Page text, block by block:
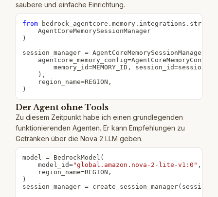
saubere und einfache Einrichtung.
from bedrock_agentcore . memory. integrations . strands
    AgentCoreMemorySessionManager
)
session_manager = AgentCoreMemorySessionManager
    agentcore_memory_config
=AgentCoreMemoryConfig
        memory_id
=MEMORY_ID , session_id=session_id
) ,
    region_name
=REGION ,
)
Der Agent ohne Tools
Zu diesem Zeitpunkt habe ich einen grundlegenden
funktionierenden Agenten. Er kann Empfehlungen zu
Getränken über die Nova 2 LLM geben.
model = BedrockModel (
    model_id
="global.amazon.nova-2-lite-v1:0" ,
    region_name
=REGION ,
)
session_manager = create_session_manager(